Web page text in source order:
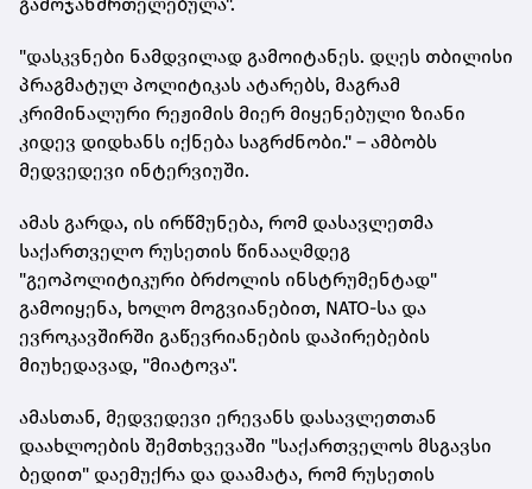
"დასკვნები ნამდვილად გამოიტანეს. დღეს თბილისი
პრაგმატულ პოლიტიკას ატარებს, მაგრამ
კრიმინალური რეჟიმის მიერ მიყენებული ზიანი
კიდევ დიდხანს იქნება საგრძნობი." – ამბობს
მედვედევი ინტერვიუში.
ამას გარდა, ის ირწმუნება, რომ დასავლეთმა
საქართველო რუსეთის წინააღმდეგ
"გეოპოლიტიკური ბრძოლის ინსტრუმენტად"
გამოიყენა, ხოლო მოგვიანებით, NATO-სა და
ევროკავშირში გაწევრიანების დაპირებების
მიუხედავად, "მიატოვა".
ამასთან, მედვედევი ერევანს დასავლეთთან
დაახლოების შემთხვევაში "საქართველოს მსგავსი
ბედით" დაემუქრა და დაამატა, რომ რუსეთის